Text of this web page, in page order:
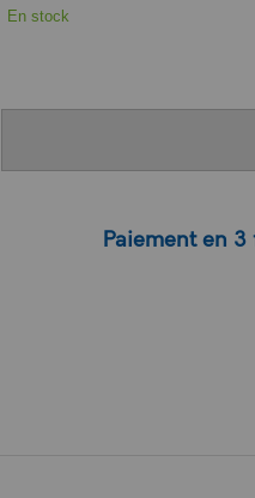
En stock
Paiement en